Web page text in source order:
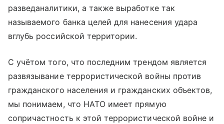
разведаналитики, а также выработке так
называемого банка целей для нанесения удара
вглубь российской территории.
С учётом того, что последним трендом является
развязывание террористической войны против
гражданского населения и гражданских объектов,
мы понимаем, что НАТО имеет прямую
сопричастность к этой террористической войне и